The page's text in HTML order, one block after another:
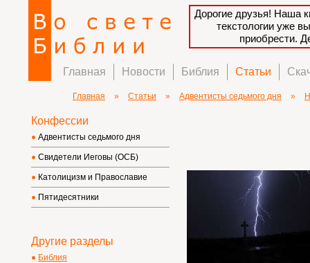
Дорогие друзья! Наша
текстологии уже
приобрести.
Главная Новости Библия Статьи
Главная » Статьи » Адвентисты седьмого дня »
Конфессии
Адвентисты седьмого дня
Свидетели Иеговы (ОСБ)
Католицизм и Православие
Пятидесятники
Другие разделы
Библия